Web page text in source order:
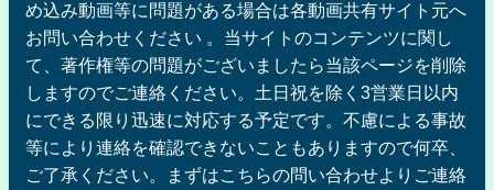
め込み動画等に問題がある場合は各動画共有サイト元へ
お問い合わせください 。当サイトのコンテンツに関し
て、著作権等の問題がございましたら当該ページを削除
しますのでご連絡ください。土日祝を除く3営業日以内
にできる限り迅速に対応する予定です。不慮による事故
等により連絡を確認できないこともありますので何卒、
ご了承ください。まずはこちらの問い合わせよりご連絡